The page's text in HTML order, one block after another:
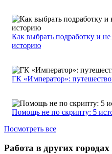
Как выбрать подработку и
историю
ГК «Император»:
Помощь не по скрипту: 5
Посмотреть все
Работа в других городах